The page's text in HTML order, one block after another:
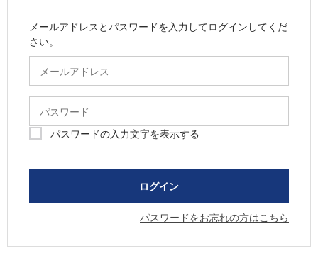
メールアドレスとパスワードを入力してログインしてくだ
さい。
パスワードの入力文字を表示する
パスワードをお忘れの方はこちら